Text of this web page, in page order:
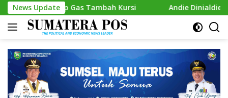
Skip
to
content
News Update
Gas Tambah Kursi Andie Dinialdie Kembalikan